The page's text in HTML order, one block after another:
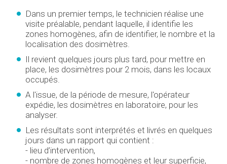
Dans un premier temps, le technicien réalise une
visite préalable, pendant laquelle, il identifie les
zones homogènes, afin de identifier, le nombre et la
localisation des dosimètres.
Il revient quelques jours plus tard, pour mettre en
place, les dosimètres pour 2 mois, dans les locaux
occupés.
A l'issue, de la période de mesure, l'opérateur
expédie, les dosimètres en laboratoire, pour les
analyser.
Les résultats sont interprétés et livrés en quelques
jours dans un rapport qui contient :
- lieu d’intervention,
- nombre de zones homogènes et leur superficie,